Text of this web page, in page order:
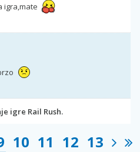
igra,mate
igre Rail Rush.
10 11 12 13